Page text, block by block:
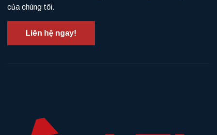
của chúng tôi.
Liên hệ ngay!